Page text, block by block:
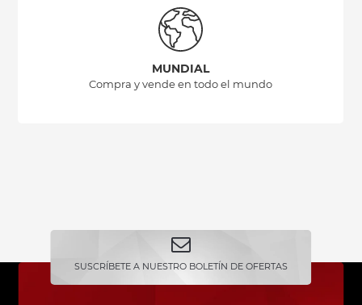
MUNDIAL
Compra y vende en todo el mundo
SUSCRÍBETE A NUESTRO BOLETÍN DE OFERTAS